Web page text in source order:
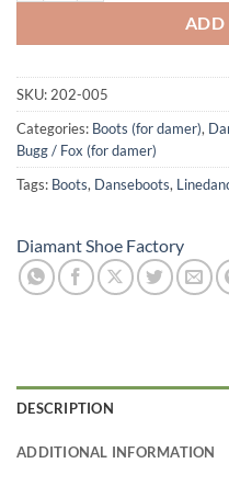
ADD
SKU: 202-005
Categories: Boots (for damer),
Bugg / Fox (for damer)
Tags: Boots, Danseboots,
Diamant Shoe Factory
DESCRIPTION
ADDITIONAL INFORMATION